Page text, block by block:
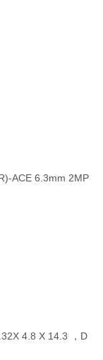
ACE 6.3mm 2MP
4.8 X 14.3 ，D